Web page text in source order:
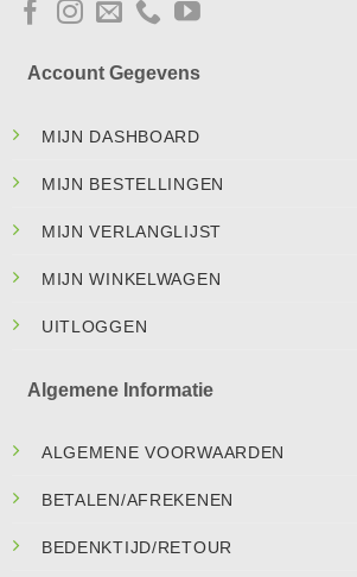
Account Gegevens
MIJN DASHBOARD
MIJN BESTELLINGEN
MIJN VERLANGLIJST
MIJN WINKELWAGEN
UITLOGGEN
Algemene Informatie
ALGEMENE VOORWAARDEN
BETALEN/AFREKENEN
BEDENKTIJD/RETOUR